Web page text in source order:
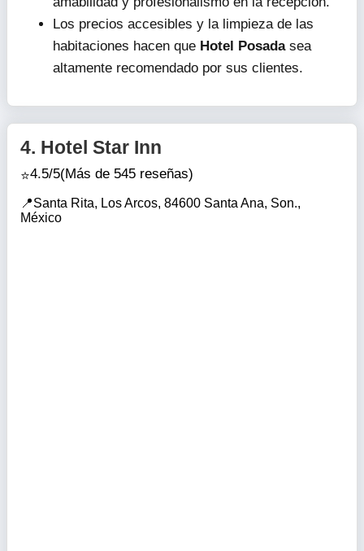
Los precios accesibles y la limpieza de las
habitaciones hacen que Hotel Posadasea
altamente recomendado por sus clientes.
4. Hotel Star Inn
4.5/5(Más de 545 reseñas)
Santa Rita, Los Arcos, 84600 Santa Ana, Son.,
México